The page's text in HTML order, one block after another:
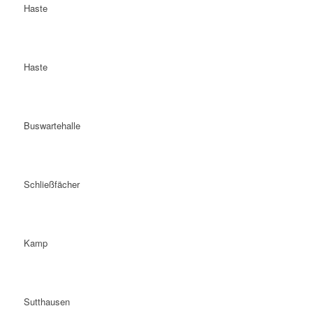
Haste
Haste
Buswartehalle
Schließfächer
Kamp
Sutthausen